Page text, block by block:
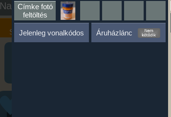
Nap kiértékelése
Kalória
Szimulátor
Szöveges
Értékelés
Ha
A
Címke fotó
feltöltés
Jelenleg vonalkódos Áruházlánc